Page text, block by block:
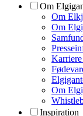
Om
Om
Om
Om
Inspiration